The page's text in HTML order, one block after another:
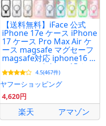
【送料無料】iFace 公式
iPhone 17e ケース iPhone
17 ケース Pro Max Air ケ
ース magsafe マグセーフ
magsafe対応 iphone16 e
pro ケース iphone15 ケー
ス アイフェイス
4.5(467件)
ヤフーショッピング
4,620円
楽天 アマゾン